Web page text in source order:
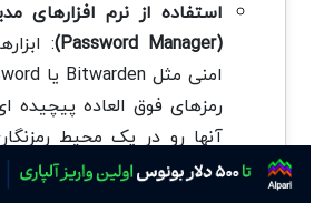
استفاده از نرم افزارهای
(Password Manager)
:
رمزهای فوق العاده پیچیده
آنها رو در یک محیط
کنن. بدین ترتیب شما